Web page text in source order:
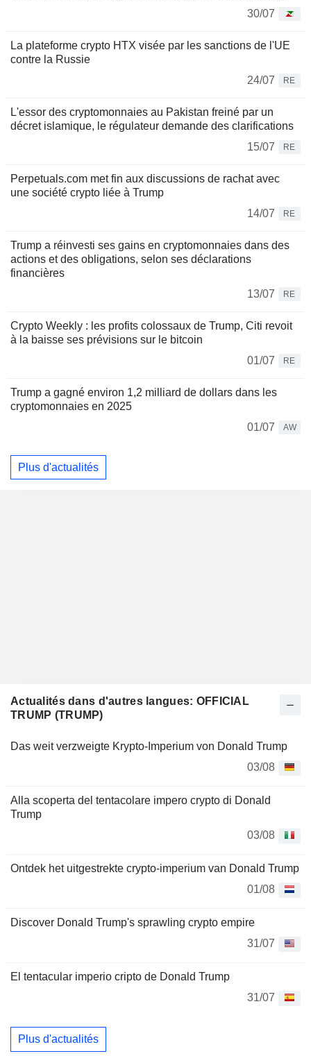
30/07
La plateforme crypto HTX visée par les sanctions de l'UE
contre la Russie
24/07
RE
L'essor des cryptomonnaies au Pakistan freiné par un
décret islamique, le régulateur demande des clarifications
15/07
RE
Perpetuals.com met fin aux discussions de rachat avec
une société crypto liée à Trump
14/07
RE
Trump a réinvesti ses gains en cryptomonnaies dans des
actions et des obligations, selon ses déclarations
financières
13/07
RE
Crypto Weekly : les profits colossaux de Trump, Citi revoit
à la baisse ses prévisions sur le bitcoin
01/07
RE
Trump a gagné environ 1,2 milliard de dollars dans les
cryptomonnaies en 2025
01/07
AW
Plus d'actualités
Actualités dans d'autres langues: OFFICIAL
TRUMP (TRUMP)
Das weit verzweigte Krypto-Imperium von Donald Trump
03/08
Alla scoperta del tentacolare impero crypto di Donald
Trump
03/08
Ontdek het uitgestrekte crypto-imperium van Donald Trump
01/08
Discover Donald Trump's sprawling crypto empire
31/07
El tentacular imperio cripto de Donald Trump
31/07
Plus d'actualités